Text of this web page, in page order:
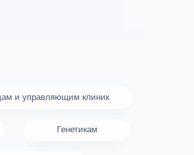
и управляющим клиник
Генетикам